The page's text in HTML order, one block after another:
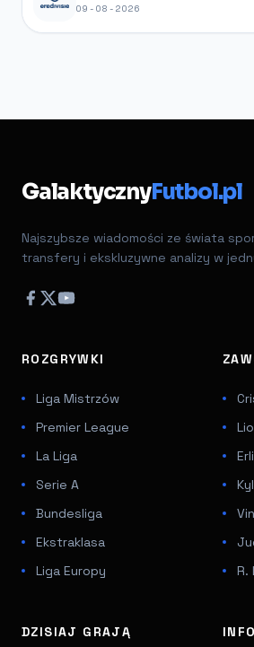
09-08-2026
GalaktycznyFutbol.pl
Najszybsze wiadomości ze świata
transfery i ekskluzywne analizy w
ROZGRYWKI
Liga Mistrzów
Premier League
La Liga
Serie A
Bundesliga
Ekstraklasa
Liga Europy
R.
DZISIAJ GRAJĄ